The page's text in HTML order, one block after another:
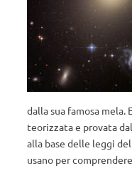
dalla sua famosa
teorizzata e provata
alla base delle leggi
usano per